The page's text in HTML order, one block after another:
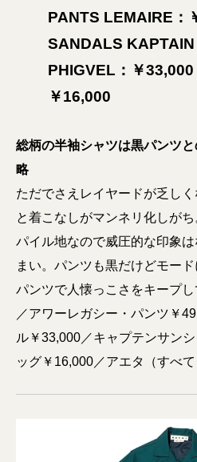
PANTS LEMAIRE
SANDALS
PHIGVEL：￥
￥16,000
総柄の半袖シャツは黒パンツ
略
ただでさえレイヤードが乏し
と着こなしがマンネリ化しが
パイル地なので威圧的な印象
まい。パンツも黒だけどモー
パンツで人懐っこさをキープ
／アワーレガシー・パンツ￥
ル￥33,000／キャプテンサン
ッグ￥16,000／アエタ（すべて